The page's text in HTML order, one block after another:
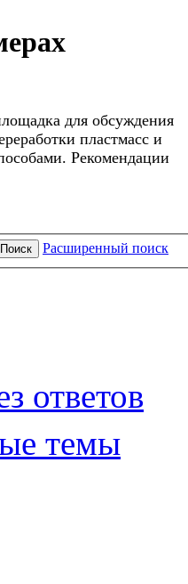
для обсуждения
пластмасс и
Рекомендации
Поиск Расширенный поиск
ответов
темы